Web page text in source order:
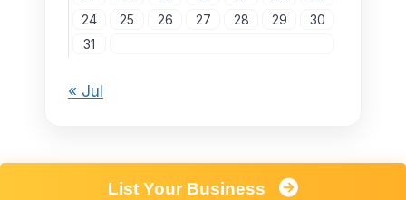
24
25 26 27 28 29
30
31
« Jul
List Your Business